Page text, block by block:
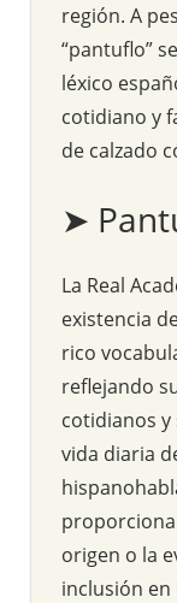
región. A
“pantuflo”
léxico
cotidiano y
de calzado
➤
La Real
existencia
rico
reflejando
cotidianos
vida diaria
origen o la
inclusión